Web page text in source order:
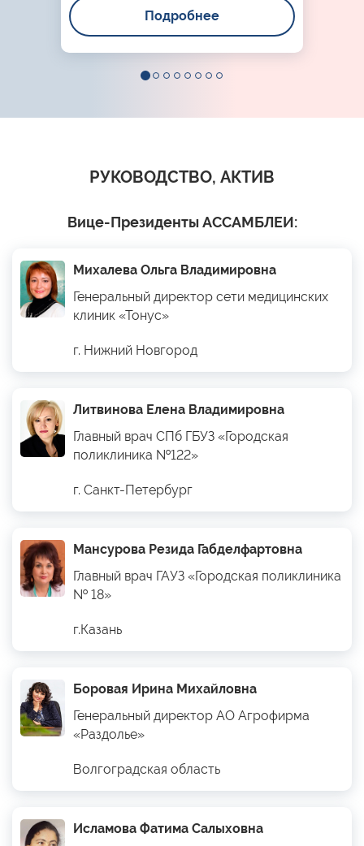
Подробнее
РУКОВОДСТВО, АКТИВ
Вице-Президенты АССАМБЛЕИ:
Михалева Ольга Владимировна
Генеральный директор сети медицинских
клиник «Тонус»
г. Нижний Новгород
Литвинова Елена Владимировна
Главный врач СПб ГБУЗ «Городская
поликлиника №122»
г. Санкт-Петербург
Мансурова Резида Габделфартовна
Главный врач ГАУЗ «Городская поликлиника
№ 18»
г.Казань
Боровая Ирина Михайловна
Генеральный директор АО Агрофирма
«Раздолье»
Волгоградская область
Исламова Фатима Салыховна